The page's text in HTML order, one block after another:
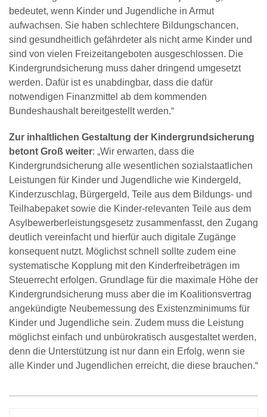
bedeutet, wenn Kinder und Jugendliche in Armut
aufwachsen. Sie haben schlechtere Bildungschancen,
sind gesundheitlich gefährdeter als nicht arme Kinder und
sind von vielen Freizeitangeboten ausgeschlossen. Die
Kindergrundsicherung muss daher dringend umgesetzt
werden. Dafür ist es unabdingbar, dass die dafür
notwendigen Finanzmittel ab dem kommenden
Bundeshaushalt bereitgestellt werden.“
Zur inhaltlichen Gestaltung der Kindergrundsicherung
betont Groß weiter: „Wir erwarten, dass die
Kindergrundsicherung alle wesentlichen sozialstaatlichen
Leistungen für Kinder und Jugendliche wie Kindergeld,
Kinderzuschlag, Bürgergeld, Teile aus dem Bildungs- und
Teilhabepaket sowie die Kinder-relevanten Teile aus dem
Asylbewerberleistungsgesetz zusammenfasst, den Zugang
deutlich vereinfacht und hierfür auch digitale Zugänge
konsequent nutzt. Möglichst schnell sollte zudem eine
systematische Kopplung mit den Kinderfreibeträgen im
Steuerrecht erfolgen. Grundlage für die maximale Höhe der
Kindergrundsicherung muss aber die im Koalitionsvertrag
angekündigte Neubemessung des Existenzminimums für
Kinder und Jugendliche sein. Zudem muss die Leistung
möglichst einfach und unbürokratisch ausgestaltet werden,
denn die Unterstützung ist nur dann ein Erfolg, wenn sie
alle Kinder und Jugendlichen erreicht, die diese brauchen.“